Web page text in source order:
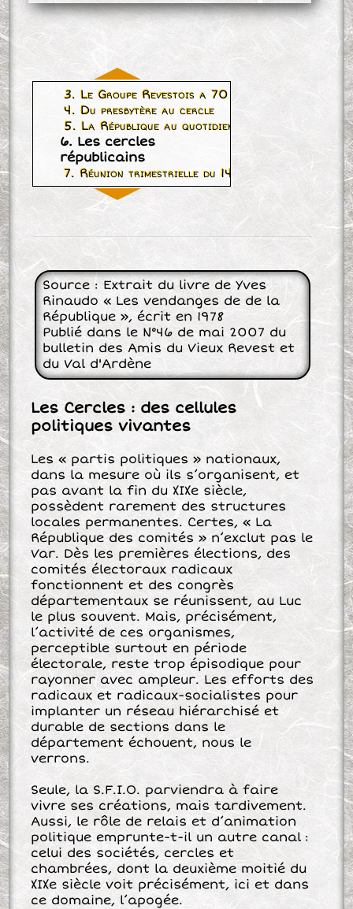
3. Le Groupe Revestois a 70 ans (en 1977)
4. Du presbytère au cercle
5. La République au quotidien
6. Les cercles
républicains
7. Réunion trimestrielle du 14 janvier 1912
Source : Extrait du livre de Yves
Rinaudo « Les vendanges de de la
République », écrit en 1978
Publié dans le N°46 de mai 2007 du
bulletin des Amis du Vieux Revest et
du Val d'Ardène
Les Cercles : des cellules
politiques vivantes
Les « partis politiques » nationaux,
dans la mesure où ils s’organisent, et
pas avant la fin du XIXe siècle,
possèdent rarement des structures
locales permanentes. Certes, « La
République des comités » n’exclut pas le
Var. Dès les premières élections, des
comités électoraux radicaux
fonctionnent et des congrès
départementaux se réunissent, au Luc
le plus souvent. Mais, précisément,
l’activité de ces organismes,
perceptible surtout en période
électorale, reste trop épisodique pour
rayonner avec ampleur. Les efforts des
radicaux et radicaux-socialistes pour
implanter un réseau hiérarchisé et
durable de sections dans le
département échouent, nous le
verrons.
Seule, la S.F.I.O. parviendra à faire
vivre ses créations, mais tardivement.
Aussi, le rôle de relais et d’animation
politique emprunte-t-il un autre canal :
celui des sociétés, cercles et
chambrées, dont la deuxième moitié du
XIXe siècle voit précisément, ici et dans
ce domaine, l’apogée.